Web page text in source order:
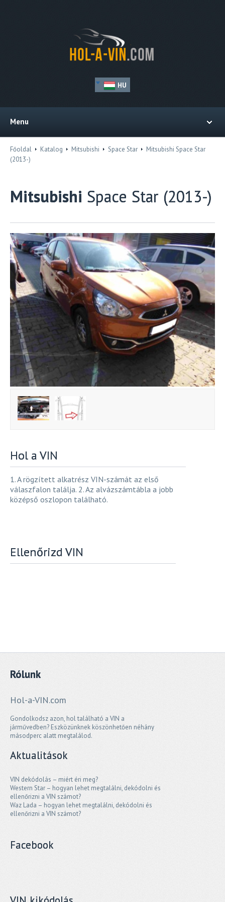
HU
Menu
Főoldal Katalog Mitsubishi Space Star
Mitsubishi Space Star
(2013-)
Mitsubishi Space Star (2013-)
Hol a VIN
1. A rögzített alkatrész VIN-számát az első
válaszfalon találja. 2. Az alvázszámtábla a jobb
középső oszlopon található.
Ellenőrizd VIN
Rólunk
Hol-a-VIN.com
Gondolkodsz azon, hol található a VIN a
járművedben? Eszközünknek köszönhetően néhány
másodperc alatt megtalálod.
Aktualitások
VIN dekódolás – miért éri meg?
Western Star – hogyan lehet megtalálni, dekódolni és
ellenőrizni a VIN számot?
Waz Lada – hogyan lehet megtalálni, dekódolni és
ellenőrizni a VIN számot?
Facebook